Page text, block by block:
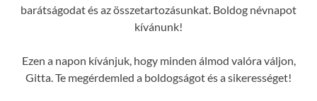
barátságodat és az összetartozásunkat. Boldog névnapot
kívánunk!
Ezen a napon kívánjuk, hogy minden álmod valóra váljon,
Gitta. Te megérdemled a boldogságot és a sikerességet!